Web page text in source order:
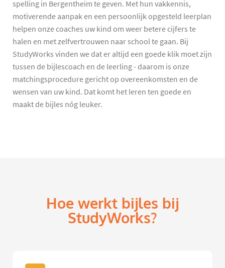
spelling in Bergentheim te geven. Met hun vakkennis,
motiverende aanpak en een persoonlijk opgesteld leerplan
helpen onze coaches uw kind om weer betere cijfers te
halen en met zelfvertrouwen naar school te gaan. Bij
StudyWorks vinden we dat er altijd een goede klik moet zijn
tussen de bijlescoach en de leerling - daarom is onze
matchingsprocedure gericht op overeenkomsten en de
wensen van uw kind. Dat komt het leren ten goede en
maakt de bijles nóg leuker.
Hoe werkt bijles bij
StudyWorks?